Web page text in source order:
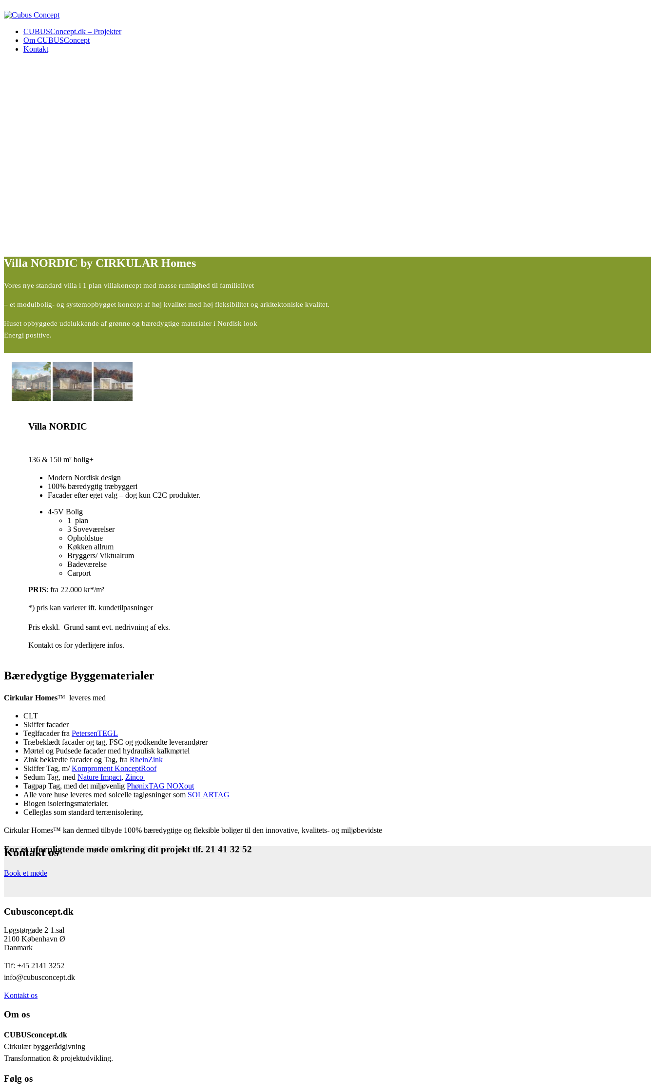
CUBUSConcept.dk – Projekter
Om CUBUSConcept
Kontakt
Villa NORDIC by CIRKULAR Homes
Vores nye standard villa i 1 plan villakoncept med masse rumlighed til familielivet
– et modulbolig- og systemopbygget koncept af høj kvalitet med høj fleksibilitet og arkitektoniske kvalitet.
Huset opbyggede udelukkende af grønne og bæredygtige materialer i Nordisk look
Energi positive.
Villa NORDIC
136 & 150 m² bolig+
Modern Nordisk design
100% bæredygtig træbyggeri
Facader efter eget valg – dog kun C2C produkter.
4-5V Bolig
1 plan
3 Soveværelser
Opholdstue
Køkken allrum
Bryggers/ Viktualrum
Badeværelse
Carport
PRIS: fra 22.000 kr*/m²
*) pris kan varierer ift. kundetilpasninger
Pris ekskl. Grund samt evt. nedrivning af eks.
Kontakt os for yderligere infos.
Bæredygtige Byggematerialer
Cirkular Homes™ leveres med
CLT
Skiffer facader
Teglfacader fra PetersenTEGL
Træbeklædt facader og tag, FSC og godkendte leverandører
Mørtel og Pudsede facader med hydraulisk kalkmørtel
Zink beklædte facader og Tag, fra RheinZink
Skiffer Tag, m/Komproment KonceptRoof
Sedum Tag, med Nature Impact, Zinco
Tagpap Tag, med det miljøvenlig PhønixTAG NOXout
Alle vore huse leveres med solcelle tagløsninger som SOLARTAG
Biogen isoleringsmaterialer.
Celleglas som standard terrænisolering.
Cirkular Homes™ kan dermed tilbyde 100% bæredygtige og fleksible boliger til den innovative, kvalitets- og miljøbevidste
Kontakt os
For etuforpligtende møde omkring dit projekttlf. 21 41 32 52
Book et møde
Cubusconcept.dk
Løgstørgade 2 1.sal
2100 København Ø
Danmark
Tlf: +45 2141 3252
info@cubusconcept.dk
Kontakt os
Om os
CUBUSconcept.dk
Cirkulær byggerådgivning
Transformation & projektudvikling.
Følg os